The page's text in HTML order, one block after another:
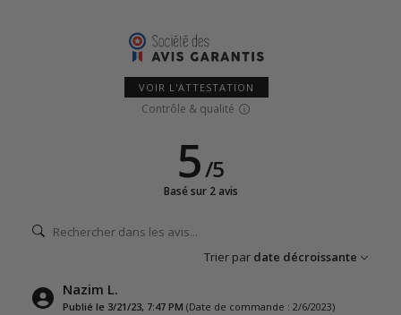
VOIR L'ATTESTATION
Contrôle & qualité
5/5
Basé sur 2 avis
Trier par date décroissante
Nazim L.
Publié le 3/21/23, 7:47 PM (Date de commande : 2/6/2023)